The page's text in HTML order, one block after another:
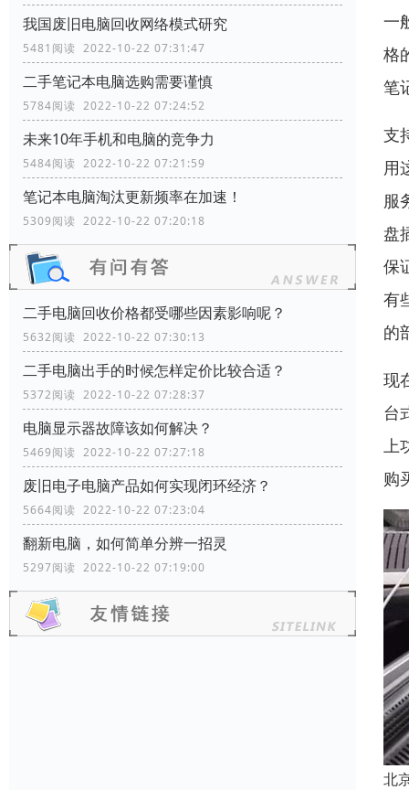
我国废旧电脑回收网络模式研究
5481阅读 2022-10-22 07:31:47
二手笔记本电脑选购需要谨慎
5784阅读 2022-10-22 07:24:52
未来10年手机和电脑的竞争力
5484阅读 2022-10-22 07:21:59
笔记本电脑淘汰更新频率在加速！
5309阅读 2022-10-22 07:20:18
二手电脑回收价格都受哪些因素影响呢？
5632阅读 2022-10-22 07:30:13
二手电脑出手的时候怎样定价比较合适？
5372阅读 2022-10-22 07:28:37
电脑显示器故障该如何解决？
5469阅读 2022-10-22 07:27:18
废旧电子电脑产品如何实现闭环经济？
5664阅读 2022-10-22 07:23:04
翻新电脑，如何简单分辨一招灵
5297阅读 2022-10-22 07:19:00
一
格
笔
支
用
服
盘
保
有
的
现
台
上
购
北